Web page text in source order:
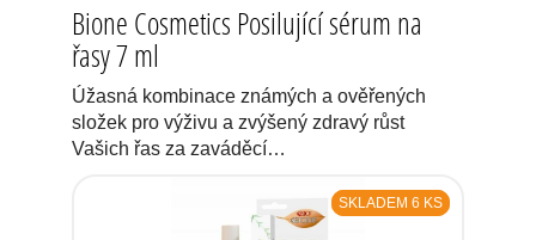
Bione Cosmetics Posilující sérum na
řasy 7 ml
Úžasná kombinace známých a ověřených
složek pro výživu a zvýšený zdravý růst
Vašich řas za zaváděcí…
SKLADEM 6 KS